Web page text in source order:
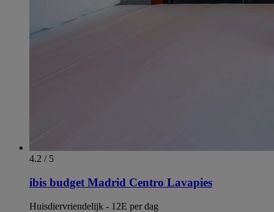
4.2 / 5
ibis budget Madrid Centro Lavapies
Huisdiervriendelijk - 12E per dag